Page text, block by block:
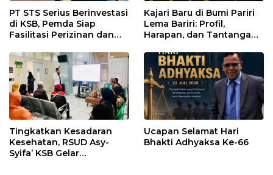
PT STS Serius Berinvestasi
di KSB, Pemda Siap
Fasilitasi Perizinan dan
Regulasi
Kajari Baru di Bumi Pariri
Lema Bariri: Profil,
Harapan, dan Tantangan
Tingkatkan Kesadaran
Kesehatan, RSUD Asy-
Syifa’ KSB Gelar
Ucapan Selamat Hari
Bhakti Adhyaksa Ke-66